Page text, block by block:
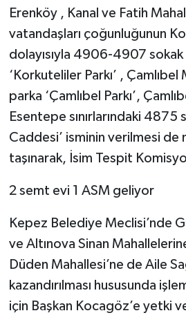
Erenköy , Kanal ve Fatih
vatandaşları çoğunluğunun
dolayısıyla 4906-4907
‘Korkuteliler Parkı’ , Çamlıbel
parka ‘Çamlıbel Parkı’,
Esentepe sınırlarındaki 4875
Caddesi’ isminin verilmesi de
taşınarak, İsim Tespit
2 semt evi 1 ASM geliyor
Kepez Belediye Meclisi’nde
ve Altınova Sinan
Düden Mahallesi’ne de Aile
kazandırılması hususunda
için Başkan Kocagöz’e yetki